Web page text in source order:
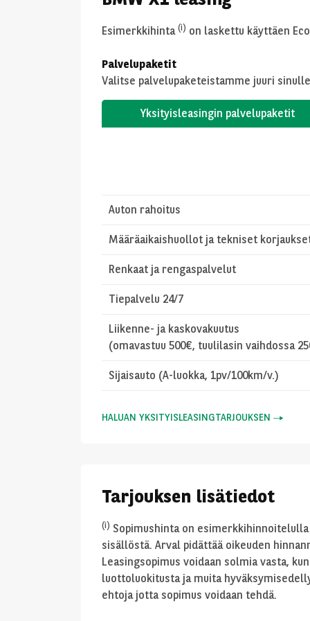
Esimerkkihinta (i) on laskettu käyttäen
Palvelupaketit
Valitse palvelupaketeistamme juuri
Yksityisleasingin palvelupaketit
Auton rahoitus
Määräaikaishuollot ja tekniset
Renkaat ja rengaspalvelut
Tiepalvelu 24/7
Liikenne- ja kaskovakuutus
(omavastuu 500€, tuulilasin vaihdossa
Sijaisauto (A-luokka, 1pv/100km/v.)
HALUAN YKSITYISLEASINGTARJOUKSEN
Tarjouksen lisätiedot
(i) Sopimushinta on
sisällöstä. Arval pidättää oikeuden
Leasingsopimus voidaan solmia vasta,
luottoluokitusta ja muita
ehtoja jotta sopimus voidaan tehdä.